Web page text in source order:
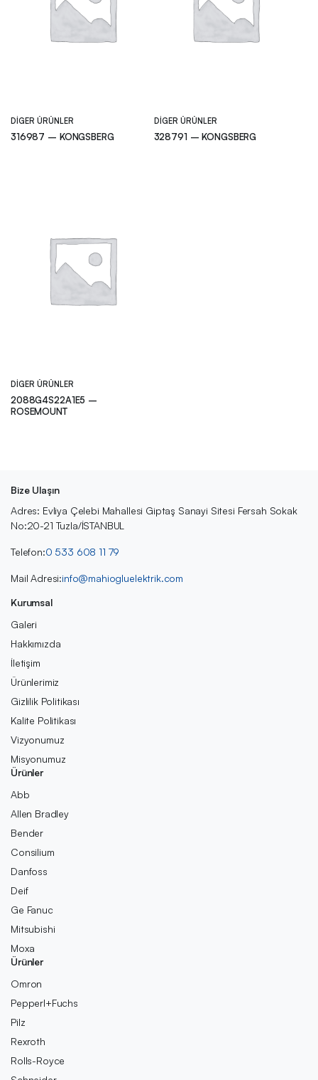
DIGER ÜRÜNLER
316987 – KONGSBERG
DIGER ÜRÜNLER
328791 – KONGSBERG
DIGER ÜRÜNLER
2088G4S22A1E5 –
ROSEMOUNT
Bize Ulaşın
Adres: Evliya Çelebi Mahallesi Giptaş Sanayi Sitesi Fersah Sokak
No:20-21 Tuzla/İSTANBUL
Telefon:0 533 608 11 79
Mail Adresi:info@mahiogluelektrik.com
Kurumsal
Galeri
Hakkımızda
İletişim
Ürünlerimiz
Gizlilik Politikası
Kalite Politikası
Vizyonumuz
Misyonumuz
Ürünler
Abb
Allen Bradley
Bender
Consilium
Danfoss
Deif
Ge Fanuc
Mitsubishi
Moxa
Ürünler
Omron
Pepperl+Fuchs
Pilz
Rexroth
Rolls-Royce